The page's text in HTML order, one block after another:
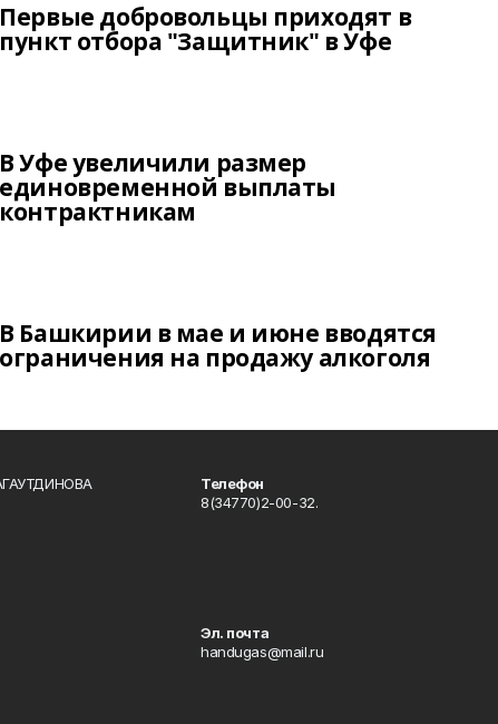
Первые добровольцы приходят в
пункт отбора "Защитник" в Уфе
В Уфе увеличили размер
единовременной выплаты
контрактникам
В Башкирии в мае и июне вводятся
ограничения на продажу алкоголя
Телефон
8(34770)2-00-32.
Эл. почта
handugas@mail.ru